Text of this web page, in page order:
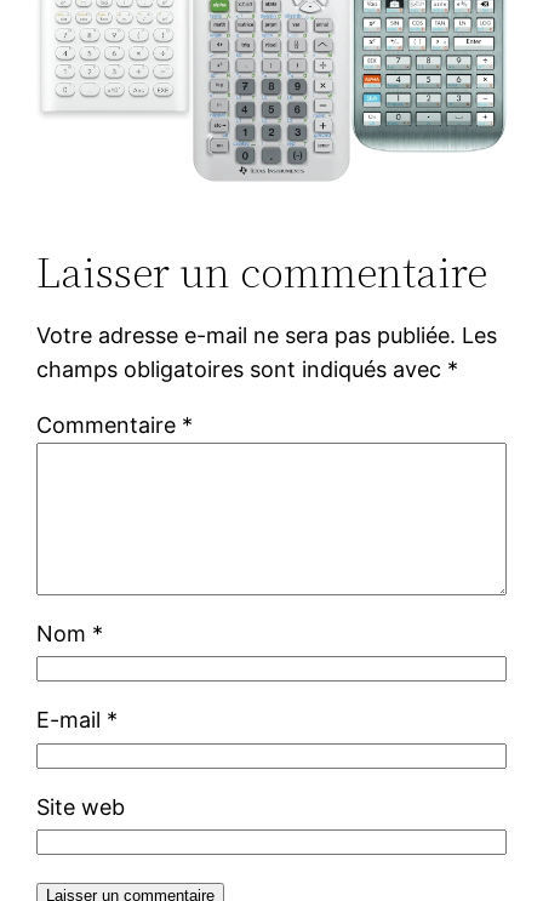
Laisser un commentaire
Votre adresse e-mail ne sera pas publiée. Les
champs obligatoires sont indiqués avec *
Commentaire *
Nom *
E-mail *
Site web